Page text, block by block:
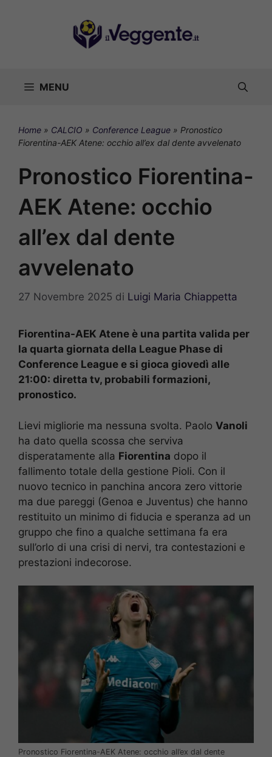
MENU
Home » CALCIO » Conference League » Pronostico
Fiorentina-AEK Atene: occhio all’ex dal dente avvelenato
Pronostico Fiorentina-
AEK Atene: occhio
all’ex dal dente
avvelenato
27 Novembre 2025 di Luigi Maria Chiappetta
Fiorentina-AEK Atene è una partita valida per
la quarta giornata della League Phase di
Conference League e si gioca giovedì alle
21:00: diretta tv, probabili formazioni,
pronostico.
Lievi migliorie ma nessuna svolta. Paolo Vanoli
ha dato quella scossa che serviva
disperatamente alla Fiorentina dopo il
fallimento totale della gestione Pioli. Con il
nuovo tecnico in panchina ancora zero vittorie
ma due pareggi (Genoa e Juventus) che hanno
restituito un minimo di fiducia e speranza ad un
gruppo che fino a qualche settimana fa era
sull’orlo di una crisi di nervi, tra contestazioni e
prestazioni indecorose.
Pronostico Fiorentina-AEK Atene: occhio all’ex dal dente